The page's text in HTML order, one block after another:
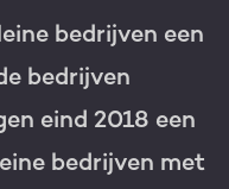
licentie
bedrijven een
bedrijven
eind 2018 een
bedrijven met